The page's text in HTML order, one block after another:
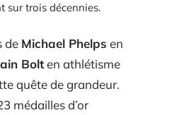
sur trois décennies.
de Michael Phelps en
Bolten athlétisme
quête de grandeur.
médailles d’or